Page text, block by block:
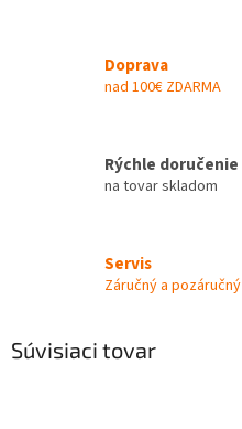
Doprava
nad 100€ ZDARMA
Rýchle doručenie
na tovar skladom
Servis
Záručný a pozáručný
Súvisiaci tovar